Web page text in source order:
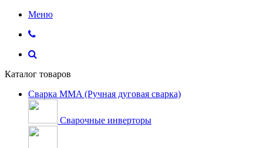
Меню
Каталог товаров
Сварка MMA (Ручная дуговая сварка)
Сварочные инверторы